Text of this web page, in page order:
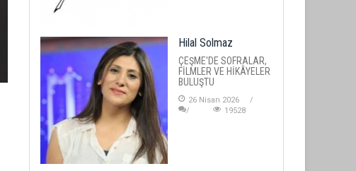
Hilal Solmaz
ÇEŞME'DE SOFRALAR,
FİLMLER VE HİKÂYELER
BULUŞTU
26 Nisan 2026
19528